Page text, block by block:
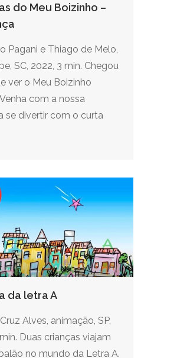
do Meu Boizinho –
Pagani e Thiago de Melo,
SC, 2022, 3 min. Chegou
ver o Meu Boizinho
com a nossa
se divertir com o curta
da letra A
Alves, animação, SP,
Duas crianças viajam
no mundo da Letra A.